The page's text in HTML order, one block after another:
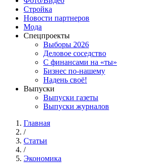
Стройка
Новости партнеров
Мода
Спецпроекты
Выборы 2026
Деловое соседство
С финансами на «ты»
Бизнес по-нашему
Надень своё!
Выпуски
Выпуски газеты
Выпуски журналов
Главная
/
Статьи
/
Экономика